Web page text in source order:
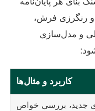
و رنگرزی فرش،
و مدل‌سازی
کاربرد و مثال‌ها
جدید، بررسی خواص